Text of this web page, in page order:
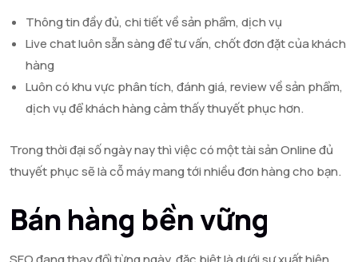
Thông tin đầy đủ, chi tiết về sản phẩm, dịch vụ
Live chat luôn sẵn sàng để tư vấn, chốt đơn đặt của khách
hàng
Luôn có khu vực phân tích, đánh giá, review về sản phẩm,
dịch vụ để khách hàng cảm thấy thuyết phục hơn.
Trong thời đại số ngày nay thì việc có một tài sản Online đủ
thuyết phục sẽ là cỗ máy mang tới nhiều đơn hàng cho bạn.
Bán hàng bền vững